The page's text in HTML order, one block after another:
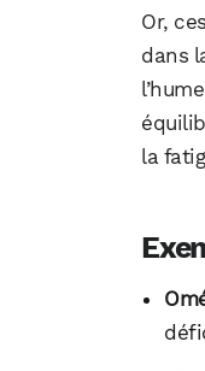
Or,
dans
la